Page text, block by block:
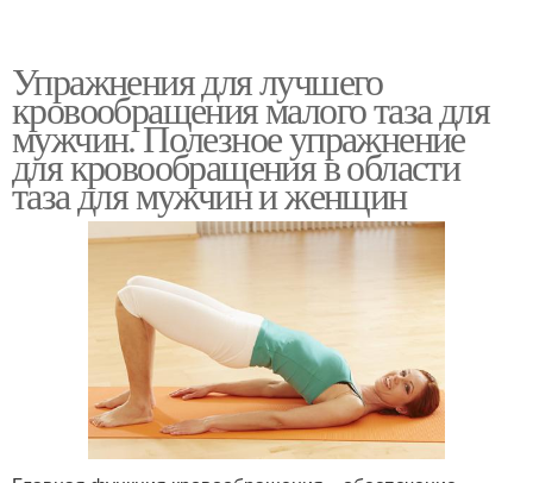
Упражнения для лучшего
кровообращения малого таза для
мужчин. Полезное упражнение
для кровообращения в области
таза для мужчин и женщин